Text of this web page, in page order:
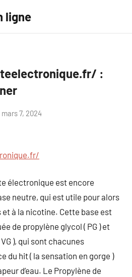
ligne
:
mars 7, 2024
électronique est encore
neutre, qui est utile pour alors
à la nicotine. Cette base est
de propylène glycol ( PG ) et
), qui sont chacunes
du hit ( la sensation en gorge )
d’eau. Le Propylène de